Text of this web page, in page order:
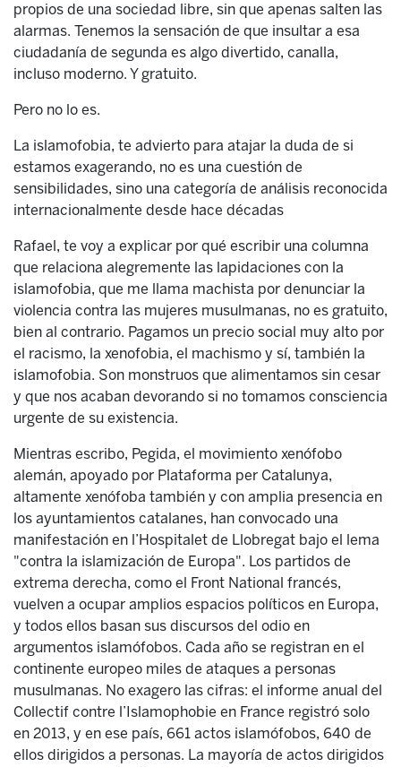
propios de una sociedad libre, sin que apenas salten las
alarmas. Tenemos la sensación de que insultar a esa
ciudadanía de segunda es algo divertido, canalla,
incluso moderno. Y gratuito.
Pero no lo es.
La islamofobia, te advierto para atajar la duda de si
estamos exagerando, no es una cuestión de
sensibilidades, sino una categoría de análisis reconocida
internacionalmente desde hace décadas
Rafael, te voy a explicar por qué escribir una columna
que relaciona alegremente las lapidaciones con la
islamofobia, que me llama machista por denunciar la
violencia contra las mujeres musulmanas, no es gratuito,
bien al contrario. Pagamos un precio social muy alto por
el racismo, la xenofobia, el machismo y sí, también la
islamofobia. Son monstruos que alimentamos sin cesar
y que nos acaban devorando si no tomamos consciencia
urgente de su existencia.
Mientras escribo, Pegida, el movimiento xenófobo
alemán, apoyado por Plataforma per Catalunya,
altamente xenófoba también y con amplia presencia en
los ayuntamientos catalanes, han convocado una
manifestación en l’Hospitalet de Llobregat bajo el lema
"contra la islamización de Europa". Los partidos de
extrema derecha, como el Front National francés,
vuelven a ocupar amplios espacios políticos en Europa,
y todos ellos basan sus discursos del odio en
argumentos islamófobos. Cada año se registran en el
continente europeo miles de ataques a personas
musulmanas. No exagero las cifras: el informe anual del
Collectif contre l’Islamophobie en France registró solo
en 2013, y en ese país, 661 actos islamófobos, 640 de
ellos dirigidos a personas. La mayoría de actos dirigidos